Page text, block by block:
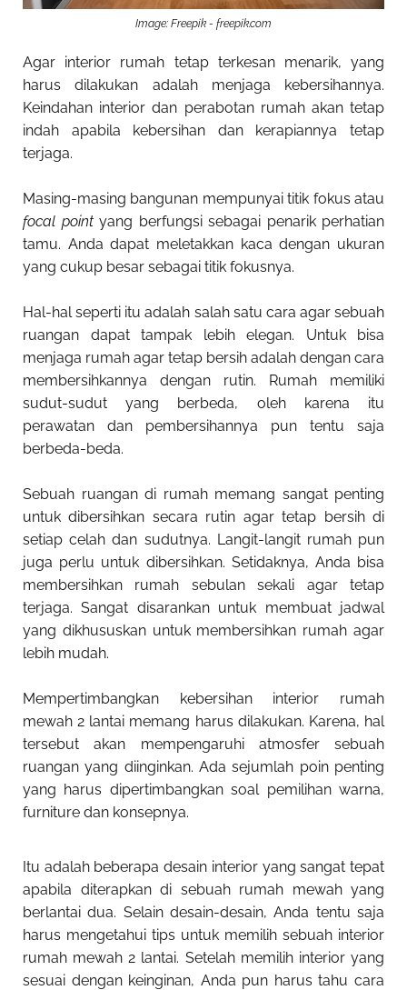
Image: Freepik - freepik.com
Agar interior rumah tetap terkesan menarik, yang
harus dilakukan adalah menjaga kebersihannya.
Keindahan interior dan perabotan rumah akan tetap
indah apabila kebersihan dan kerapiannya tetap
terjaga.
Masing-masing bangunan mempunyai titik fokus atau
focal pointyang berfungsi sebagai penarik perhatian
tamu. Anda dapat meletakkan kaca dengan ukuran
yang cukup besar sebagai titik fokusnya.
Hal-hal seperti itu adalah salah satu cara agar sebuah
ruangan dapat tampak lebih elegan. Untuk bisa
menjaga rumah agar tetap bersih adalah dengan cara
membersihkannya dengan rutin. Rumah memiliki
sudut-sudut yang berbeda, oleh karena itu
perawatan dan pembersihannya pun tentu saja
berbeda-beda.
Sebuah ruangan di rumah memang sangat penting
untuk dibersihkan secara rutin agar tetap bersih di
setiap celah dan sudutnya. Langit-langit rumah pun
juga perlu untuk dibersihkan. Setidaknya, Anda bisa
membersihkan rumah sebulan sekali agar tetap
terjaga. Sangat disarankan untuk membuat jadwal
yang dikhususkan untuk membersihkan rumah agar
lebih mudah.
Mempertimbangkan kebersihan interior rumah
mewah 2 lantai memang harus dilakukan. Karena, hal
tersebut akan mempengaruhi atmosfer sebuah
ruangan yang diinginkan. Ada sejumlah poin penting
yang harus dipertimbangkan soal pemilihan warna,
furniture dan konsepnya.
Itu adalah beberapa desain interior yang sangat tepat
apabila diterapkan di sebuah rumah mewah yang
berlantai dua. Selain desain-desain, Anda tentu saja
harus mengetahui tips untuk memilih sebuah interior
rumah mewah 2 lantai. Setelah memilih interior yang
sesuai dengan keinginan, Anda pun harus tahu cara